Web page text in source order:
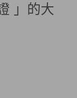
」的大